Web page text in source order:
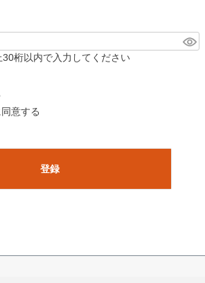
桁以内で入力してください
意する
登録